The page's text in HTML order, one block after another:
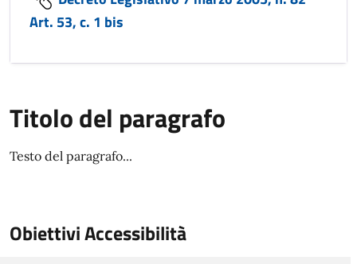
Art. 53, c. 1 bis
Titolo del paragrafo
Testo del paragrafo...
Obiettivi Accessibilità